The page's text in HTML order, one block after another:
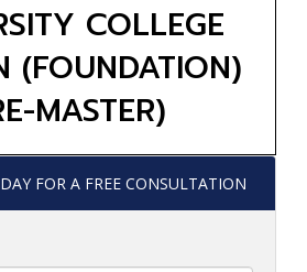
COLLEGE
(FOUNDATION)
MASTER)
FOR A FREE CONSULTATION